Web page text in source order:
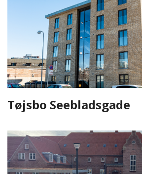
Tøjsbo Seebladsgade